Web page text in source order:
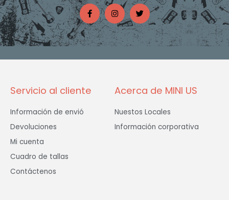
a
c
e
b
o
o
n
s
t
a
g
r
w
i
t
t
e
Servicio al cliente
Información de envió
Devoluciones
Mi cuenta
Cuadro de tallas
Contáctenos
Acerca de MINI US
Nuestos Locales
Información corporativa